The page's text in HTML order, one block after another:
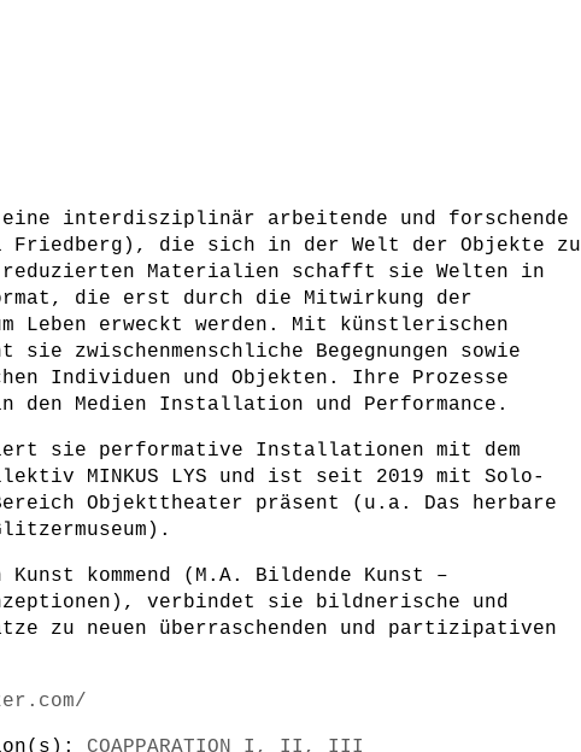
interdisziplinär arbeitende und forschende
Friedberg), die sich in der Welt der Objekte zu
Materialien schafft sie Welten in
die erst durch die Mitwirkung der
Leben erweckt werden. Mit künstlerischen
zwischenmenschliche Begegnungen sowie
Individuen und Objekten. Ihre Prozesse
Medien Installation und Performance.
sie performative Installationen mit dem
MINKUS LYS und ist seit 2019 mit Solo-
Objekttheater präsent (u.a. Das herbare
kommend (M.A. Bildende Kunst –
verbindet sie bildnerische und
zu neuen überraschenden und partizipativen
COAPPARATION I, II, III